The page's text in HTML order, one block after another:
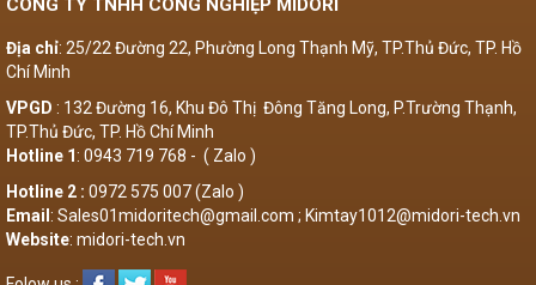
CÔNG TY TNHH CÔNG NGHIỆP MIDORI
Địa chỉ: 25/22 Đường 22, Phường Long Thạnh Mỹ, TP.Thủ Đức, TP. Hồ
Chí Minh
VPGD : 132 Đường 16, Khu Đô Thị Đông Tăng Long, P.Trường Thạnh,
TP.Thủ Đức, TP. Hồ Chí Minh
Hotline 1: 0943 719 768 - ( Zalo )
Hotline 2 : 0972 575 007 (Zalo )
Email : Sales01midoritech@gmail.com ; Kimtay1012@midori-tech.vn
Website: midori-tech.vn